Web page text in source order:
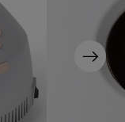
Next